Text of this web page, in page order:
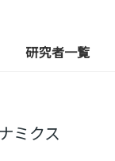
研究者一覧
ミクス